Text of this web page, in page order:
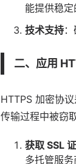
能提供稳定
技术支持
二、应用
HTTPS 加密协
传输过程中被窃
获取 SSL
多托管服务